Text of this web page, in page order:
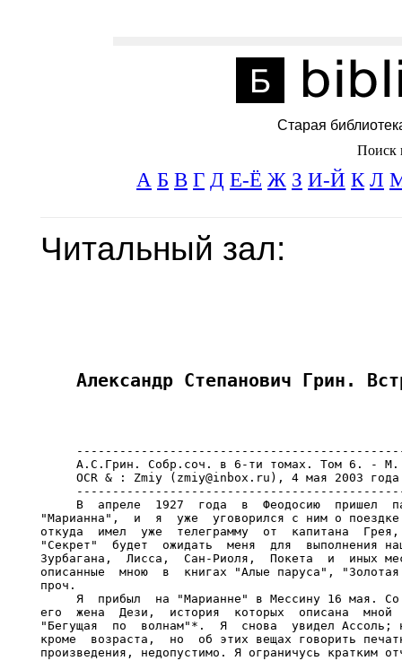
Старая
Поиск
А Б В Г Д Е-Ё Ж З И-Й К Л
Читальный зал:
А.С.Грин. Собр.соч. в 6-ти томах. Том 6. -
     OCR & : Zmiy (zmiy@inbox.ru), 4 мая 2003 года
В  апреле  1927  года  в  Феодосию  пришел
"Марианна",  и  я  уже  уговорился с ним о
откуда  имел  уже  телеграмму  от  капитана  Грея,
"Секрет"  будет  ожидать  меня  для  выполнения
Зурбагана,  Лисса,  Сан-Риоля,  Покета  и  иных
описанные  мною  в  книгах "Алые паруса",
проч.
Я  прибыл  на "Марианне" в Мессину 16 мая.
его  жена  Дези,  история  которых  описана  мной
"Бегущая  по  волнам"*.  Я  снова  увидел Ассоль;
кроме  возраста,  но  об этих вещах говорить
произведения, недопустимо. Я ограничусь кратким